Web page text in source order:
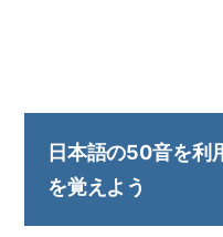
日本語の50音を利
を覚えよう